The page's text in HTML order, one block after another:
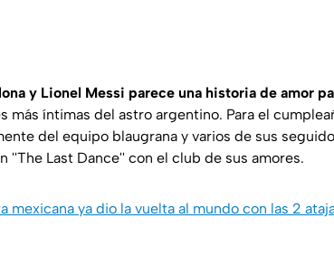
y Lionel Messi parece una historia de amor
más íntimas del astro argentino. Para el
del equipo blaugrana y varios de sus
''The Last Dance'' con el club de sus amores.
mexicana ya dio la vuelta al mundo con las 2